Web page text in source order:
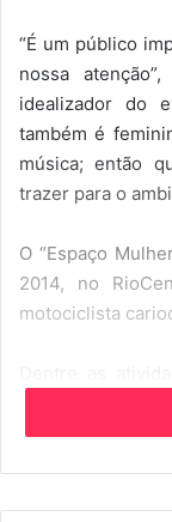
“É um público
nossa
idealizador do
também é
música; então
trazer para o
O “Espaço
2014, no
motociclista
acessórios
música com